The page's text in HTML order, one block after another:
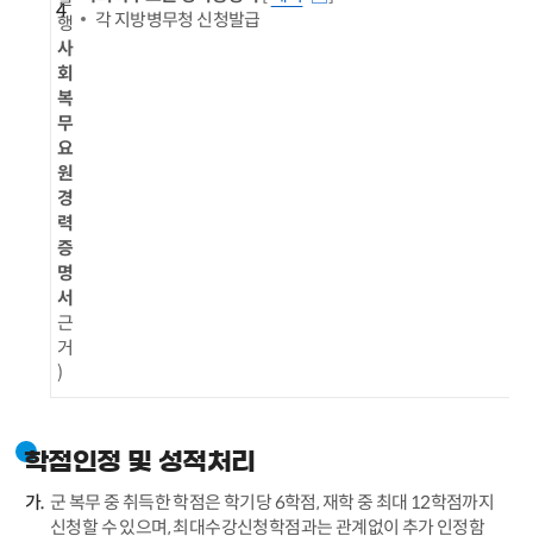
4
행
사
회
복
무
요
원
경
력
증
명
서
근
거
)
각 지방병무청 신청발급
학점인정 및 성적처리
군 복무 중 취득한 학점은 학기당 6학점, 재학 중 최대 12학점까지
신청할 수 있으며, 최대수강신청학점과는 관계없이 추가 인정함